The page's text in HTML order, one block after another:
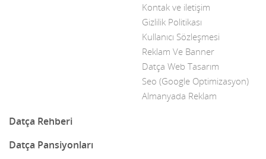
Dekorasyon
Demir Doğrama
Kontak ve iletişim
Gizlilik Politikası
Kullanıcı Sözleşmesi
Reklam Ve Banner
Datça Web Tasarım
Seo (Google Optimizasyon)
Almanyada Reklam
Datça Rehberi
Datça Pansiyonları